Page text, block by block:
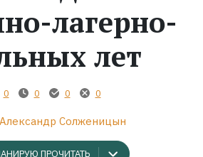
лагерно-
лет
0 0 0 0
Александр Солженицын
ПРОЧИТАТЬ